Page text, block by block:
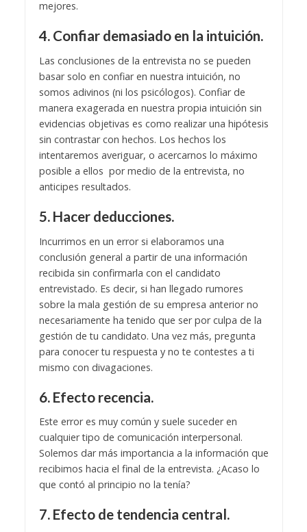
mejores.
4. Confiar demasiado en la intuición.
Las conclusiones de la entrevista no se pueden
basar solo en confiar en nuestra intuición, no
somos adivinos (ni los psicólogos). Confiar de
manera exagerada en nuestra propia intuición sin
evidencias objetivas es como realizar una hipótesis
sin contrastar con hechos. Los hechos los
intentaremos averiguar, o acercarnos lo máximo
posible a ellos por medio de la entrevista, no
anticipes resultados.
5. Hacer deducciones.
Incurrimos en un error si elaboramos una
conclusión general a partir de una información
recibida sin confirmarla con el candidato
entrevistado. Es decir, si han llegado rumores
sobre la mala gestión de su empresa anterior no
necesariamente ha tenido que ser por culpa de la
gestión de tu candidato. Una vez más, pregunta
para conocer tu respuesta y no te contestes a ti
mismo con divagaciones.
6. Efecto recencia.
Este error es muy común y suele suceder en
cualquier tipo de comunicación interpersonal.
Solemos dar más importancia a la información que
recibimos hacia el final de la entrevista. ¿Acaso lo
que contó al principio no la tenía?
7. Efecto de tendencia central.